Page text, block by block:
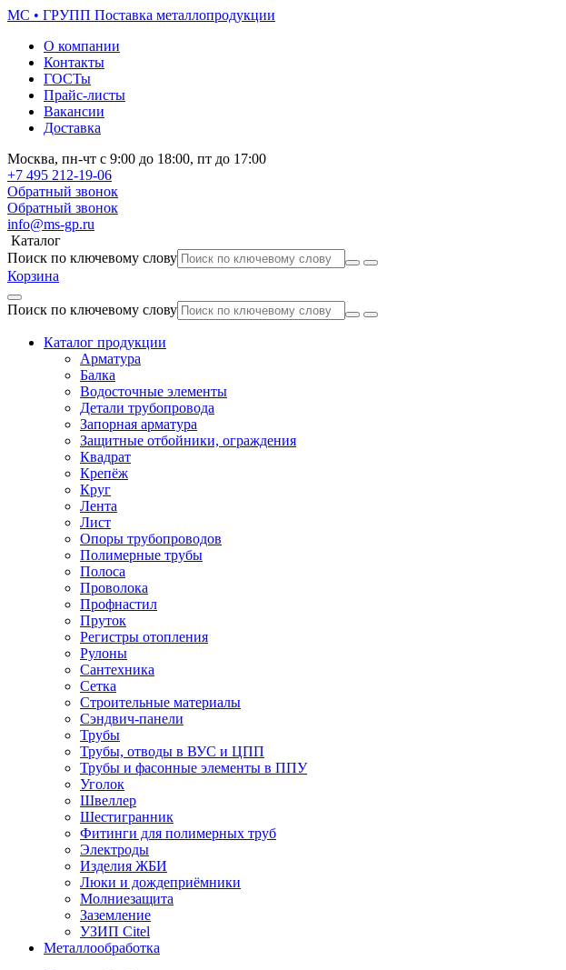
МС • ГРУПП Поставка металлопродукции
О компании
Контакты
ГОСТы
Прайс-листы
Вакансии
Доставка
Москва, пн-чт с 9:00 до 18:00, пт до 17:00
+7 495 212-19-06
Обратный звонок
Обратный звонок
info@ms-gp.ru
Каталог
Поиск по ключевому слову
Корзина
Поиск по ключевому слову
Каталог продукции
Арматура
Балка
Водосточные элементы
Детали трубопровода
Запорная арматура
Защитные отбойники, ограждения
Квадрат
Крепёж
Круг
Лента
Лист
Опоры трубопроводов
Полимерные трубы
Полоса
Проволока
Профнастил
Пруток
Регистры отопления
Рулоны
Сантехника
Сетка
Строительные материалы
Сэндвич-панели
Трубы
Трубы, отводы в ВУС и ЦПП
Трубы и фасонные элементы в ППУ
Уголок
Швеллер
Шестигранник
Фитинги для полимерных труб
Электроды
Изделия ЖБИ
Люки и дождеприёмники
Молниезащита
Заземление
УЗИП Citel
Металлообработка